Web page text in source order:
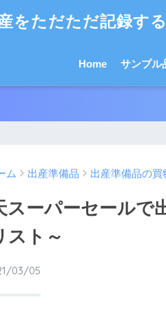
をただただ記録す
Home サンプル
ム 出産準備品 出産準備品の買
スーパーセールで
スト～
03/05